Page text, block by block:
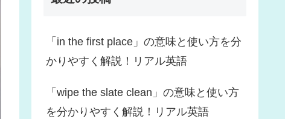
「in the first place」の意味と使い方を分
かりやすく解説！リアル英語
「wipe the slate clean」の意味と使い方
を分かりやすく解説！リアル英語